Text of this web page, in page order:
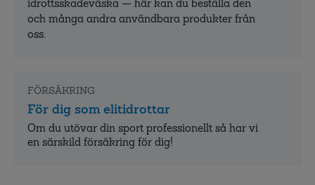
idrottsskadeväska — här kan du beställa den
och många andra användbara produkter från
oss.
FÖRSÄKRING
För dig som elitidrottar
Om du utövar din sport professionellt så har vi
en särskild försäkring för dig!